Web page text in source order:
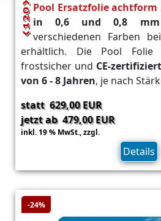
Pool Ersatzfolie achtform
in 0,6 und 0,8 mm
verschiedenen Farben
erhältlich. Die Pool Folie
frostsicher und CE-zertifiziert
von 6 - 8 Jahren, je nach
statt 629,00 EUR
jetzt ab 479,00 EUR
inkl. 19 % MwSt.,zzgl.
Details
-24%